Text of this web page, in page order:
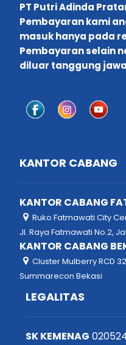
PT Putri Adinda
Pembayaran kami
masuk hanya pada
Pembayaran selain
diluar tanggung
KANTOR CABANG
KANTOR CABANG
Ruko Fatmawati City
Jl. Raya Fatmawati No.2,
KANTOR CABANG
Cluster Mulberry RCD 32
Summarecon Bekasi
LEGALITAS
SK KEMENAG